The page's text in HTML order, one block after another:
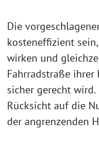
Die
kosteneffizient
wirken und
Fahrradstraße
sicher gerecht
Rücksicht auf die
der angrenzenden